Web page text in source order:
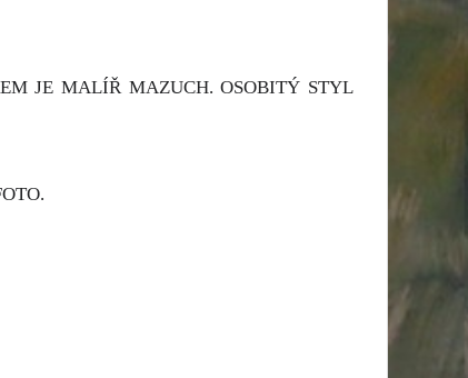
JE MALÍŘ MAZUCH. OSOBITÝ STYL